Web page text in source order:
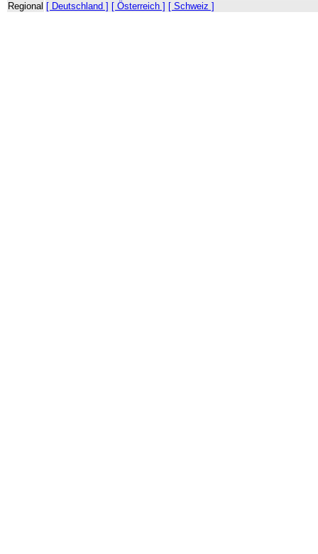
Regional [ Deutschland ] [ Österreich ] [ Schweiz ]